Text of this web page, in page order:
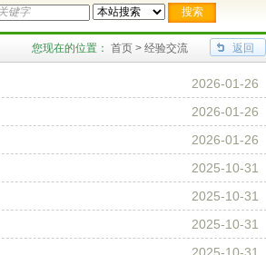
结构安装工程部 泽近（宁波）安全工程技术有限公司
返回
您现在的位置： 首页 > 经验交流
2026-01-26
2026-01-26
2026-01-26
2025-10-31
2025-10-31
2025-10-31